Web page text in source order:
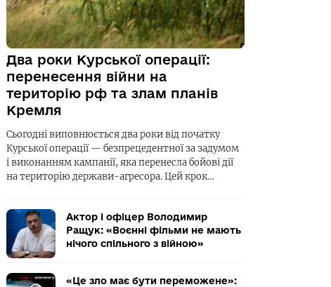
Два роки Курської операції:
перенесення війни на
територію рф та злам планів
Кремля
Сьогодні виповнюється два роки від початку
Курської операції — безпрецедентної за задумом
і виконанням кампанії, яка перенесла бойові дії
на територію держави-агресора. Цей крок…
Актор і офіцер Володимир
Ращук: «Воєнні фільми не мають
нічого спільного з війною»
«Це зло має бути переможене»: